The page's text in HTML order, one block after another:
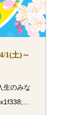
1(土)～
生のみな